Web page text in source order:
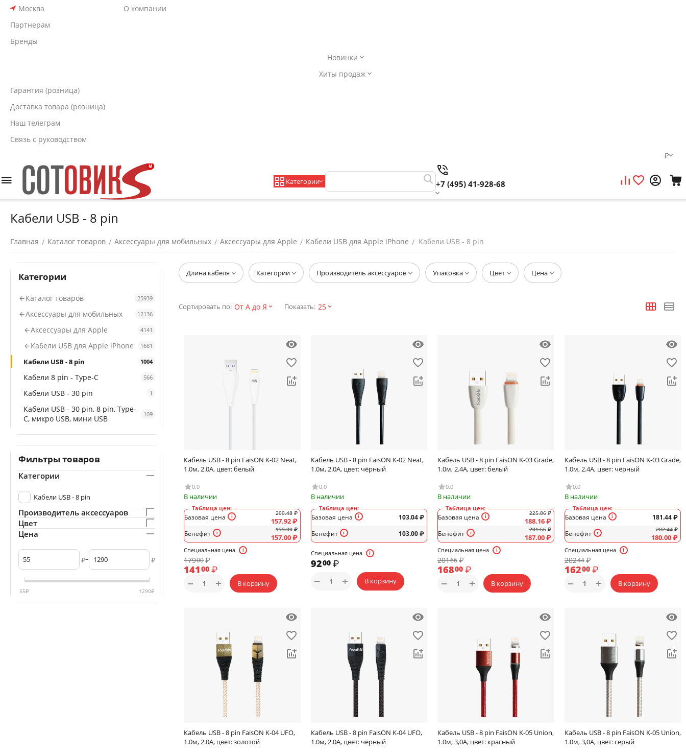
Москва
О компании
Партнерам
Бренды
Новинки
Хиты продаж
Гарантия (розница)
Доставка товара (розница)
Наш телеграм
Связь с руководством
₽
Категории +7 (495) 41-928-68
Кабели USB - 8 pin
Главная / Каталог товаров / Аксессуары для мобильных / Аксессуары для Apple / Кабели USB для Apple iPhone / Кабели USB - 8 pin
Длина кабеля Категории Производитель аксессуаров Упаковка Цвет Цена
Сортировать по: От А до Я Показать: 25
Кабель USB - 8 pin FaisON K-02 Neat,
1.0м, 2.0A, цвет: белый
0.0
В наличии
Таблица цен:
Базовая цена
Бенефит
200.48 ₽
157.92₽
199.00 ₽
157.00₽
Специальная цена
17900₽
14100 ₽
В корзину
+
−
Кабель USB - 8 pin FaisON K-02 Neat,
1.0м, 2.0A, цвет: чёрный
0.0
В наличии
Таблица цен:
Базовая цена
Бенефит
103.04₽
103.00₽
Специальная цена
9200 ₽
В корзину
+
−
Кабель USB - 8 pin FaisON K-03 Grade,
1.0м, 2.4A, цвет: белый
0.0
В наличии
Таблица цен:
Базовая цена
Бенефит
225.86 ₽
188.16₽
201.66 ₽
187.00₽
Специальная цена
20166₽
16800 ₽
В корзину
+
−
Кабель USB - 8 pin FaisON K-03 Grade,
1.0м, 2.4A, цвет: чёрный
0.0
В наличии
Таблица цен:
Базовая цена
Бенефит
181.44₽
202.44 ₽
180.00₽
Специальная цена
20244 ₽
16200 ₽
В корзину
+
−
Кабель USB - 8 pin FaisON K-04 UFO,
1.0м, 2.0A, цвет: золотой
Кабель USB - 8 pin FaisON K-04 UFO,
1.0м, 2.0A, цвет: чёрный
Кабель USB - 8 pin FaisON K-05 Union,
1.0м, 3,0А, цвет: красный
Кабель USB - 8 pin FaisON K-05 Union,
1.0м, 3,0А, цвет: серый
Категории
Каталог товаров 25939
Аксессуары для мобильных 12136
Аксессуары для Apple 4141
Кабели USB для Apple iPhone 1681
Кабели USB - 8 pin 1004
Кабели 8 pin - Type-C 566
Кабели USB - 30 pin 1
Кабели USB - 30 pin, 8 pin, Type-
C, микро USB, мини USB
109
Фильтры товаров
Категории
Кабели USB - 8 pin
Производитель аксессуаров
Цвет
Цена
₽– ₽
55₽ 1290₽